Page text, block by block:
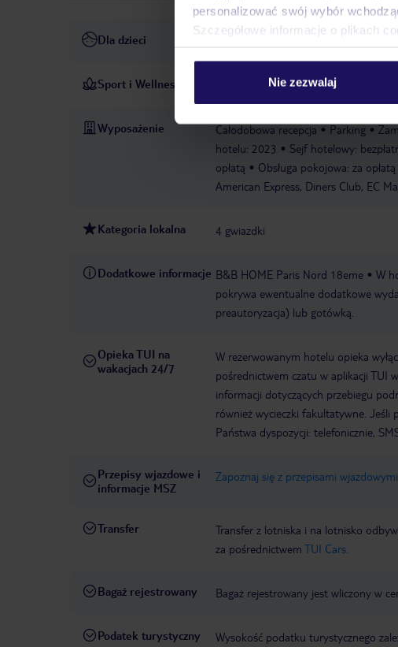
personalizować swój wybór
Szczegółowe informacje o plikach
Nie zezwalaj
Dla dzieci
Sport i Wellness Sala fitness: bez opłat
Wyposażenie Całodobowa recepcja Parking
hotelu: 2023
Sejf hotelowy:
opłatą
Obsługa pokojowa: za opłatą
American Express, Diners Club, EC
Kategoria lokalna 4 gwiazdki
Dodatkowe informacje B&B HOME Paris Nord 18eme
W
pokrywa ewentualne dodatkowe
preautoryzacja) lub gotówką.
Opieka TUI na
wakacjach 24/7
W rezerwowanym hotelu opieka
pośrednictwem czatu w aplikacji TUI
informacji dotyczących przebiegu
również wycieczki fakultatywne.
Państwa dyspozycji: telefonicznie,
Przepisy wjazdowe i
informacje MSZ
Zapoznaj się z przepisami
Transfer
Transfer z lotniska i na lotnisko
za pośrednictwem TUI Cars.
Bagaż rejestrowany Bagaż rejestrowany jest wliczony w
Podatek turystyczny
Wysokość podatku turystycznego